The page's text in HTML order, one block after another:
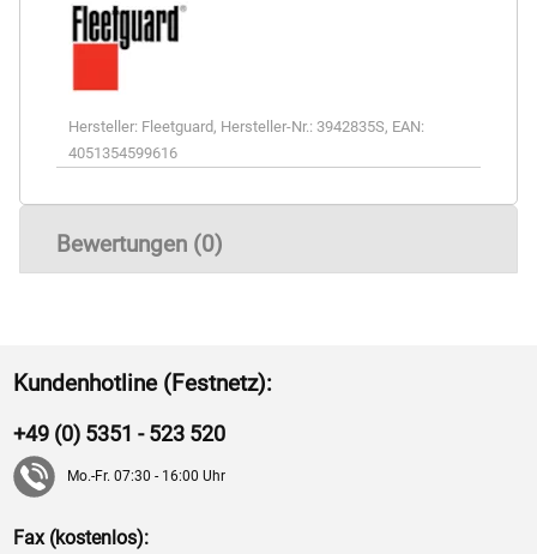
Hersteller: Fleetguard , Hersteller-Nr.: 3942835S, EAN:
4051354599616
Bewertungen (0)
Kundenhotline (Festnetz):
+49 (0) 5351 - 523 520
Mo.-Fr. 07:30 - 16:00 Uhr
Fax (kostenlos):